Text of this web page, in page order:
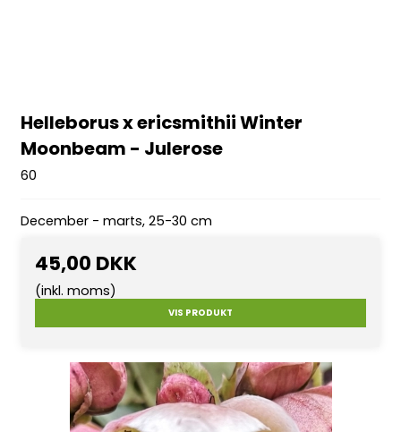
Helleborus x ericsmithii Winter
Moonbeam - Julerose
60
December - marts, 25-30 cm
45,00 DKK
(inkl. moms)
VIS PRODUKT